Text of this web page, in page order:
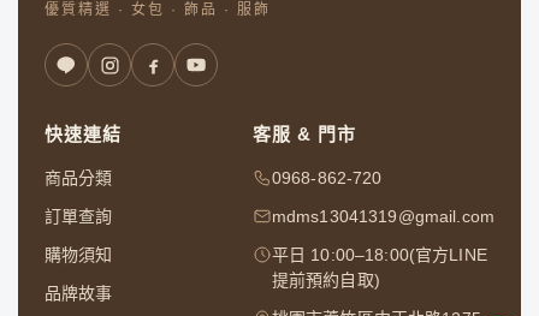
優質精選 · 女包 · 飾品 · 服飾
快速連結
商品分類
訂單查詢
購物須知
品牌故事
客服 & 門市
0968-862-720
mdms13041319@gmail.com
平日 10:00–18:00(官方LINE
提前預約自取)